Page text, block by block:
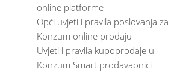
online platforme
Opći uvjeti i pravila poslovanja za
Konzum online prodaju
Uvjeti i pravila kupoprodaje u
Konzum Smart prodavaonici